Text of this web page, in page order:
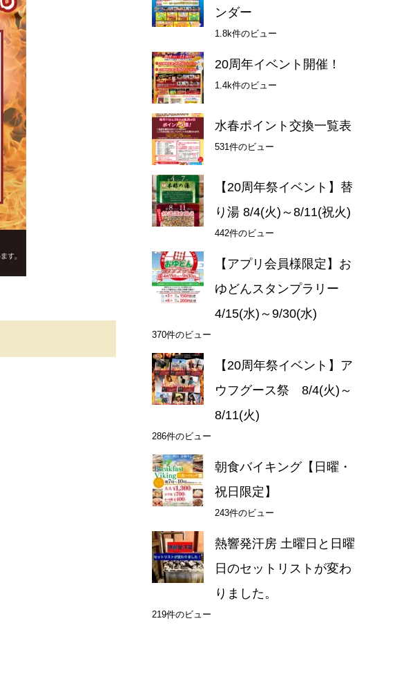
ンダー
1.8k件のビュー
20周年イベント開催！
1.4k件のビュー
水春ポイント交換一覧表
531件のビュー
【20周年祭イベント】替
り湯 8/4(火)～8/11(祝火)
442件のビュー
【アプリ会員様限定】お
ゆどんスタンプラリー
4/15(水)～9/30(水)
370件のビュー
【20周年祭イベント】ア
ウフグース祭 8/4(火)～
8/11(火)
286件のビュー
朝食バイキング【日曜・
祝日限定】
243件のビュー
熱響発汗房 土曜日と日曜
日のセットリストが変わ
りました。
219件のビュー